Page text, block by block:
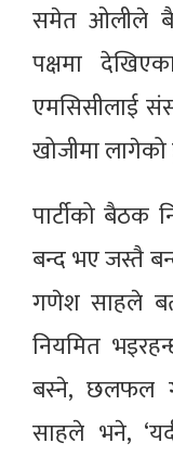
समेत ओलीले
पक्षमा
एमसिसीलाई
खोजीमा
पार्टीको बैठक
बन्द भए जस्तै
गणेश साहले
नियमित
बस्ने, छलफल
साहले भने,